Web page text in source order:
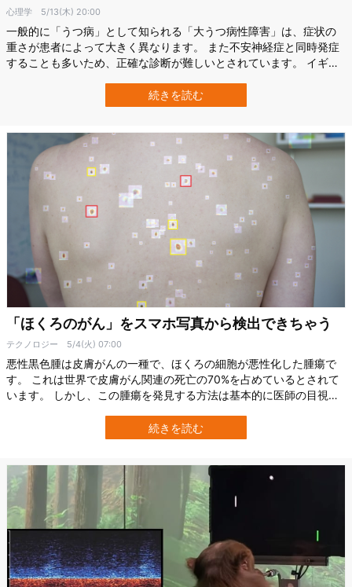
心理学 5/13(木) 20:00
一般的に「うつ病」として知られる「大うつ病性障害」は、症状の
重さが患者によって大きく異なります。 また不安神経症と同時発症
することも多いため、正確な診断が難しいとされています。 イギリ
ックス・ストリーツ氏ら研究チームは、「顔と目の動きを追跡す
る」という安価な方法により、79%の精度でうつ病を検出すること
続きを読む
「ほくろのがん」をスマホ写真から検出できちゃう
テクノロジー 5/4(火) 07:00
悪性黒色腫は皮膚がんの一種で、ほくろの細胞が悪性化した腫瘍で
す。 これは世界で皮膚がん関連の死亡の70%を占めているとされて
います。 しかし、この腫瘍を発見する方法は基本的に医師の目視検
ームは、悪性黒色腫の検出にスマホカメラで撮影した画像と、AIの
深層学習を利用して素早く個人が診断できる方法を開発しました。
続きを読む